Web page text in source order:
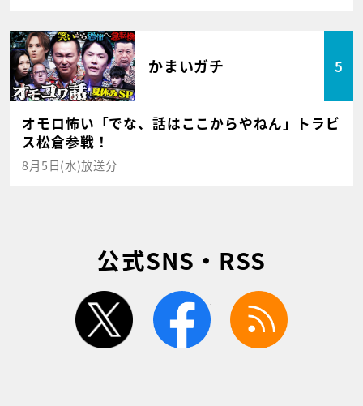
かまいガチ 5
オモロ怖い「でな、話はここからやねん」トラビ
ス松倉参戦！
8月5日(水)放送分
公式SNS・RSS
twitter facebook